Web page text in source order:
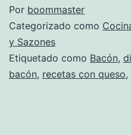
Por boommaster
Categorizado como
y Sazones
Etiquetado como Bacón,
bacón, recetas con queso,